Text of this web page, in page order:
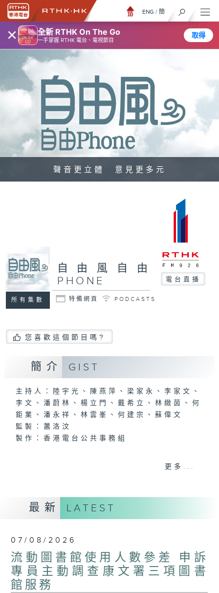
× 全新 RTHK On The Go
一手掌握 RTHK 電台、電視節目
取得
ENG / 簡
聲音更立體 意見更多元
所有集數
自由風自由
PHONE
電台直播
特備網頁 PODCASTS
您喜歡這個節目嗎?
簡介 GIST
主持人：陸宇光、陳燕萍、梁家永、李家文、
李文、潘蔚林、楊立門、戴希立、林緻茵、何
鉅業、潘永祥、林雲峯、何建宗、蘇偉文
監製：蕭洛汶
製作：香港電台公共事務組
香港電台公共事務組
讚好Like「
RTHK 香港電台公共事務組
Facebook專頁
更多...
最新 LATEST
07/08/2026
流動圖書館使用人數參差 申訴
專員主動調查康文署三項圖書
館服務